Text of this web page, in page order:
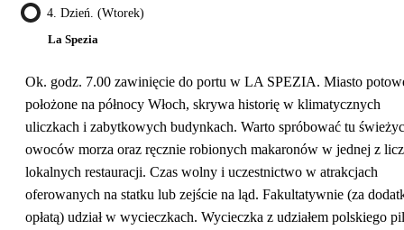
4. Dzień. (wtorek)
La Spezia
Ok. godz. 7.00 zawinięcie do portu w LA SPEZIA. Miasto
położone na północy Włoch, skrywa historię w klimatycznych
uliczkach i zabytkowych budynkach. Warto spróbować tu
owoców morza oraz ręcznie robionych makaronów w jednej z
lokalnych restauracji. Czas wolny i uczestnictwo w atrakcjach
oferowanych na statku lub zejście na ląd. Fakultatywnie (za
opłatą) udział w wycieczkach. Wycieczka z udziałem polskiego